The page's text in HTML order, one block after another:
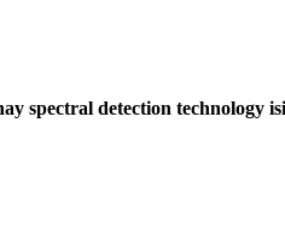
spectral detection